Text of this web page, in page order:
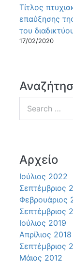
Τίτλος
επαύξησης
του
17/02/2020
for:
Αρχείο
Ιούλιος 2022
Σεπτέμβριος
Φεβρουάριος
Σεπτέμβριος
Ιούλιος 2019
Απρίλιος 2018
Σεπτέμβριος
Μάιος 2012